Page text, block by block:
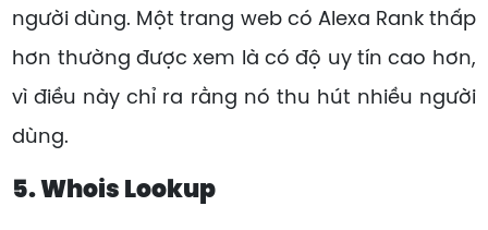
người dùng. Một trang web có Alexa Rank thấp
hơn thường được xem là có độ uy tín cao hơn,
vì điều này chỉ ra rằng nó thu hút nhiều người
dùng.
5. Whois Lookup